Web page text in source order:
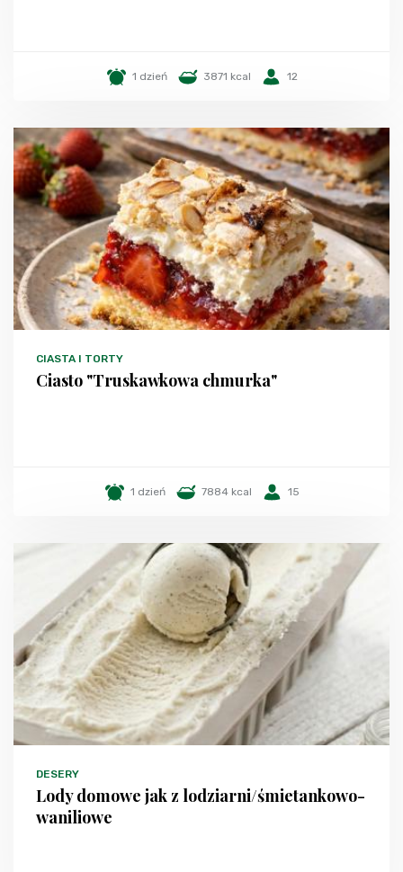
1 dzień 3871 kcal 12
CIASTA I TORTY
Ciasto "Truskawkowa chmurka"
1 dzień 7884 kcal 15
DESERY
Lody domowe jak z lodziarni/śmietankowo-
waniliowe